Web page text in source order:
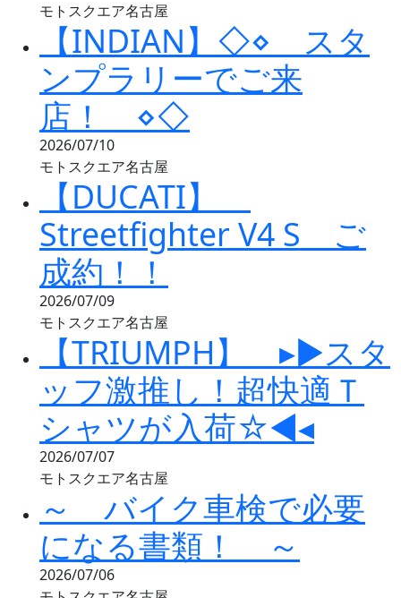
モトスクエア名古屋
【INDIAN】◇⋄ スタ
ンプラリーでご来
店！ ⋄◇
2026/07/10
モトスクエア名古屋
【DUCATI】
Streetfighter V4 S ご
成約！！
2026/07/09
モトスクエア名古屋
【TRIUMPH】 ▸▶スタ
ッフ激推し！超快適Ｔ
シャツが入荷☆◀◂
2026/07/07
モトスクエア名古屋
～ バイク車検で必要
になる書類！ ～
2026/07/06